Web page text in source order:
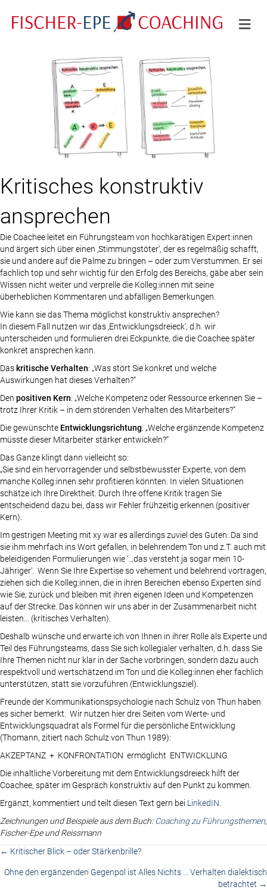
Kritisches konstruktiv
ansprechen
Die Coachee leitet ein Führungsteam von hochkarätigen Expert:innen
und ärgert sich über einen ‚Stimmungstöter‘, der es regelmäßig schafft,
sie und andere auf die Palme zu bringen – oder zum Verstummen. Er sei
fachlich top und sehr wichtig für den Erfolg des Bereichs, gäbe aber sein
Wissen nicht weiter und verprelle die Kolleg:innen mit seine
überheblichen Kommentaren und abfälligen Bemerkungen.
Wie kann sie das Thema möglichst konstruktiv ansprechen?
In diesem Fall nutzen wir das ‚Entwicklungsdreieck‘, d.h. wir
unterscheiden und formulieren drei Eckpunkte, die die Coachee später
konkret ansprechen kann.
Daskritische Verhalten: „Was stört Sie konkret und welche
Auswirkungen hat dieses Verhalten?“
Den positiven Kern: „Welche Kompetenz oder Ressource erkennen Sie –
trotz Ihrer Kritik – in dem störenden Verhalten des Mitarbeiters?“
Die gewünschte Entwicklungsrichtung: „Welche ergänzende Kompetenz
müsste dieser Mitarbeiter stärker entwickeln?“
Das Ganze klingt dann vielleicht so:
„Sie sind ein hervorragender und selbstbewusster Experte, von dem
manche Kolleg:innen sehr profitieren könnten. In vielen Situationen
schätze ich Ihre Direktheit. Durch Ihre offene Kritik tragen Sie
entscheidend dazu bei, dass wir Fehler frühzeitig erkennen (positiver
Kern).
Im gestrigen Meeting mit xy war es allerdings zuviel des Guten: Da sind
sie ihm mehrfach ins Wort gefallen, in belehrendem Ton und z.T. auch mit
beleidigenden Formulierungen wie ’…das versteht ja sogar mein 10-
Jähriger‘. Wenn Sie Ihre Expertise so vehement und belehrend vortragen,
ziehen sich die Kolleg:innen, die in ihren Bereichen ebenso Experten sind
wie Sie, zurück und bleiben mit ihren eigenen Ideen und Kompetenzen
auf der Strecke. Das können wir uns aber in der Zusammenarbeit nicht
leisten… (kritisches Verhalten).
Deshalb wünsche und erwarte ich von Ihnen in ihrer Rolle als Experte und
Teil des Führungsteams, dass Sie sich kollegialer verhalten, d.h. dass Sie
Ihre Themen nicht nur klar in der Sache vorbringen, sondern dazu auch
respektvoll und wertschätzend im Ton und die Kolleg:innen eher fachlich
unterstützen, statt sie vorzuführen (Entwicklungsziel).
Freunde der Kommunikationspsychologie nach Schulz von Thun haben
es sicher bemerkt. Wir nutzen hier drei Seiten vom Werte- und
Entwicklungsquadrat als Formel für die persönliche Entwicklung
(Thomann, zitiert nach Schulz von Thun 1989):
AKZEPTANZ + KONFRONTATION ermöglicht ENTWICKLUNG
Die inhaltliche Vorbereitung mit dem Entwicklungsdreieck hilft der
Coachee, später im Gespräch konstruktiv auf den Punkt zu kommen.
Ergänzt, kommentiert und teilt diesen Text gern bei LinkedIN
Zeichnungen und Beispiele aus dem Buch:Coaching zu Führungsthemen,
Fischer-Epe und Reissmann
Posts
navigation
← Kritischer Blick – oder Stärkenbrille?
Ohne den ergänzenden Gegenpol ist Alles Nichts … Verhalten dialektisch
betrachtet →